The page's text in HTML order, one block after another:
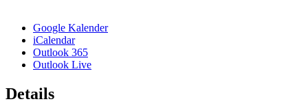
Google Kalender
iCalendar
Outlook 365
Outlook Live
Details